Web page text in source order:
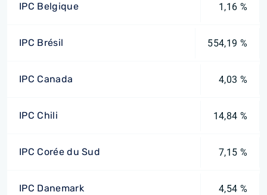
IPC Belgique 1,16 %
IPC Brésil 554,19 %
IPC Canada 4,03 %
IPC Chili 14,84 %
IPC Corée du Sud 7,15 %
IPC Danemark 4,54 %